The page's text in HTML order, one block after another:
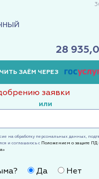
28
ЗАЁМ ЧЕРЕЗ
заявки
или
на обработку персональных данных,
и соглашаюсь с Положением о защите ПД
Да Нет